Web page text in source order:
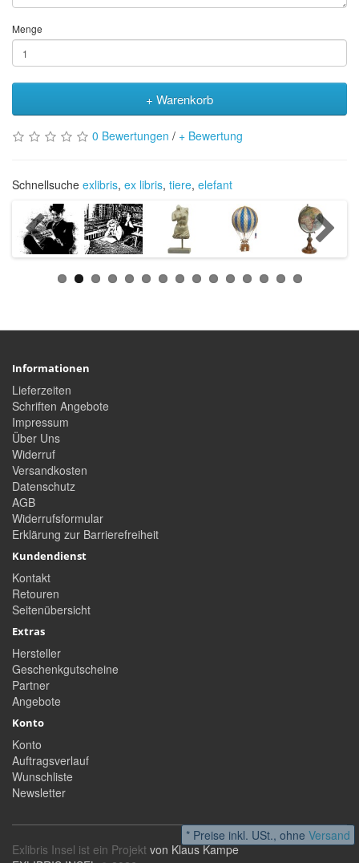
Menge
+ Warenkorb
0 Bewertungen / + Bewertung
Schnellsuche exlibris, ex libris, tiere, elefant
Informationen
Lieferzeiten
Schriften Angebote
Impressum
Über Uns
Widerruf
Versandkosten
Datenschutz
AGB
Widerrufsformular
Erklärung zur Barrierefreiheit
Kundendienst
Kontakt
Retouren
Seitenübersicht
Extras
Hersteller
Geschenkgutscheine
Partner
Angebote
Konto
Konto
Auftragsverlauf
Wunschliste
Newsletter
Exlibris Insel ist ein Projekt von Klaus Kampe
* Preise inkl. USt., ohne Versand